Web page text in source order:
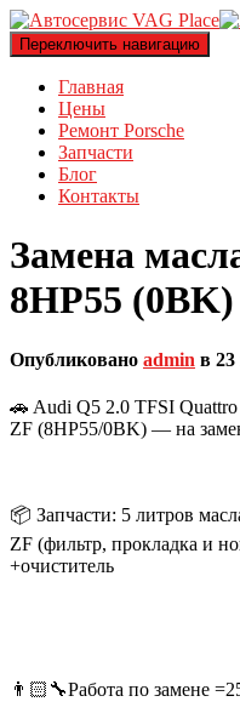
Переключить навигацию
Главная
Цены
Ремонт Porsche
Запчасти
Блог
Контакты
Замена
8HP55 (0BK)
Опубликовано admin в 23
🚗 Audi Q5 2.0 TFSI Quattro
ZF (8HP55/0BK) — на
📦 Запчасти: 5 литров
ZF (фильтр, прокладка и
+очиститель
👨🏻‍🔧Работа по замене